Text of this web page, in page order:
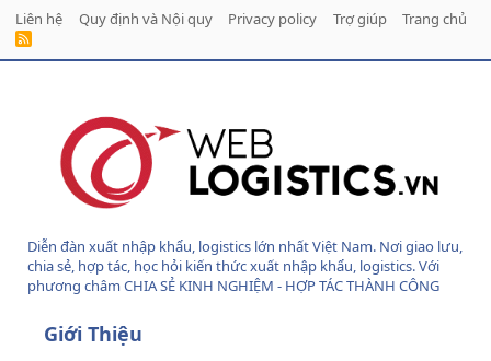
Liên hệ
Quy định và Nội quy Privacy policy Trợ giúp Trang chủ
R
Diễn đàn xuất nhập khẩu, logistics lớn nhất Việt Nam. Nơi giao lưu,
chia sẻ, hợp tác, học hỏi kiến thức xuất nhập khẩu, logistics. Với
phương châm CHIA SẺ KINH NGHIỆM - HỢP TÁC THÀNH CÔNG
Giới Thiệu